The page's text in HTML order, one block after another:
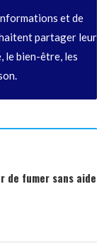
et de
partager leur
le bien-être, les
de fumer sans aide